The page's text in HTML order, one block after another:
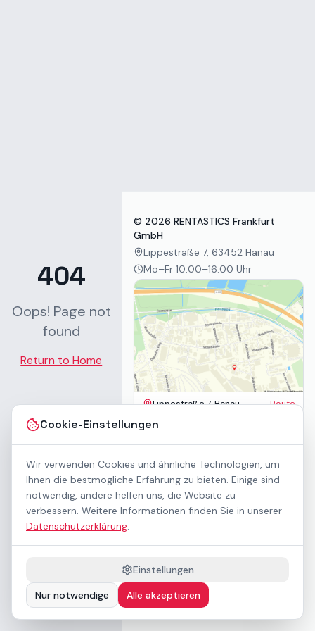
Cookie-Einstellungen
Wir verwenden Cookies und ähnliche Technologien, um
Ihnen die bestmögliche Erfahrung zu bieten. Einige sind
notwendig, andere helfen uns, die Website zu
verbessern. Weitere Informationen finden Sie in unserer
Datenschutzerklärung.
Einstellungen
Nur notwendige
Alle akzeptieren
404
Oops! Page not
found
Return to Home
© 2026 RENTASTICS Frankfurt
GmbH
Lippestraße 7, 63452 Hanau
Mo–Fr 10:00–16:00 Uhr
Lippestraße 7, Hanau Route
Impressum
Barrierefreiheit
Kontakt
Mietbedingungen
Cookie-Einstellungen
Downloads
Preisliste (PDF)
Barrierefrei nach WCAG 2.1 AA